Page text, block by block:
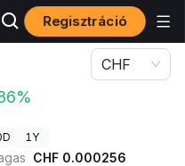
Regisztráció
CHF
1Y
CHF 0.000256